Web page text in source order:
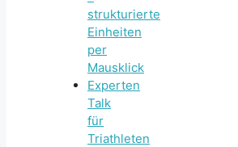
strukturierte
Einheiten
per
Mausklick
Experten
Talk
für
Triathleten